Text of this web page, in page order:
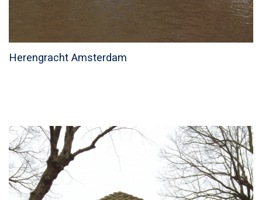
Herengracht Amsterdam